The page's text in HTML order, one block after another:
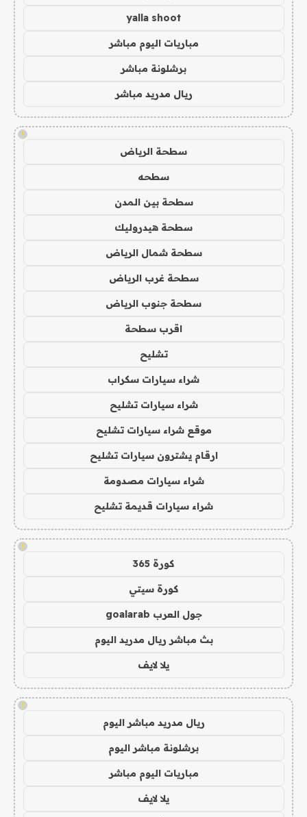
yalla shoot
مباريات اليوم مباشر
برشلونة مباشر
ريال مدريد مباشر
!
سطحة الرياض
سطحه
سطحة بين المدن
سطحة هيدروليك
سطحة شمال الرياض
سطحة غرب الرياض
سطحة جنوب الرياض
اقرب سطحة
تشليح
شراء سيارات سكراب
شراء سيارات تشليح
موقع شراء سيارات تشليح
ارقام يشترون سيارات تشليح
شراء سيارات مصدومة
شراء سيارات قديمة تشليح
!
كورة 365
كورة سيتي
جول العرب goalarab
بث مباشر ريال مدريد اليوم
يلا لايف
!
ريال مدريد مباشر اليوم
برشلونة مباشر اليوم
مباريات اليوم مباشر
يلا لايف